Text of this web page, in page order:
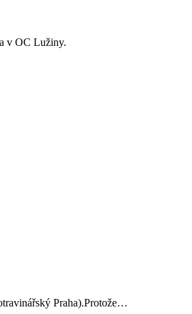
v OC Lužiny.
Praha).Protože…